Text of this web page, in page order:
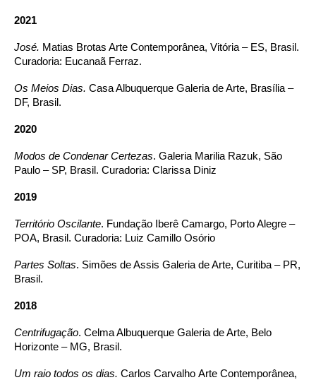
2021
José. Matias Brotas Arte Contemporânea, Vitória – ES, Brasil.
Curadoria: Eucanaã Ferraz.
Os Meios Dias. Casa Albuquerque Galeria de Arte, Brasília –
DF, Brasil.
2020
Modos de Condenar Certezas. Galeria Marilia Razuk, São
Paulo – SP, Brasil. Curadoria: Clarissa Diniz
2019
Território Oscilante. Fundação Iberê Camargo, Porto Alegre –
POA, Brasil. Curadoria: Luiz Camillo Osório
Partes Soltas. Simões de Assis Galeria de Arte, Curitiba – PR,
Brasil.
2018
Centrifugação. Celma Albuquerque Galeria de Arte, Belo
Horizonte – MG, Brasil.
Um raio todos os dias. Carlos Carvalho Arte Contemporânea,